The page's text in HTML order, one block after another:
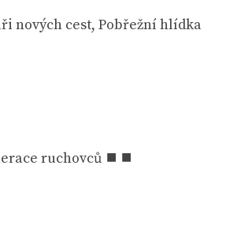
nových cest, Pobřežní hlídka
ruchovců ⯀ ⯀